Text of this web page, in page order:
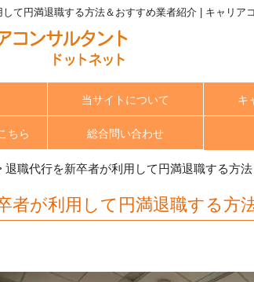
て円満退職する方法＆おすすめ業者紹介 | キャリア
当サイトについて キ
ちら 総合問い合わせ
退職代行を新卒者が利用して円満退職する方
者が利用して円満退職する方